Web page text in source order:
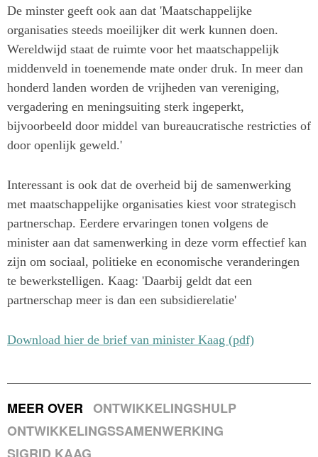
De minster geeft ook aan dat 'Maatschappelijke
organisaties steeds moeilijker dit werk kunnen doen.
Wereldwijd staat de ruimte voor het maatschappelijk
middenveld in toenemende mate onder druk. In meer dan
honderd landen worden de vrijheden van vereniging,
vergadering en meningsuiting sterk ingeperkt,
bijvoorbeeld door middel van bureaucratische restricties of
door openlijk geweld.'
Interessant is ook dat de overheid bij de samenwerking
met maatschappelijke organisaties kiest voor strategisch
partnerschap. Eerdere ervaringen tonen volgens de
minister aan dat samenwerking in deze vorm effectief kan
zijn om sociaal, politieke en economische veranderingen
te bewerkstelligen. Kaag: 'Daarbij geldt dat een
partnerschap meer is dan een subsidierelatie'
Download hier de brief van minister Kaag (pdf)
MEER OVER ONTWIKKELINGSHULP
ONTWIKKELINGSSAMENWERKING